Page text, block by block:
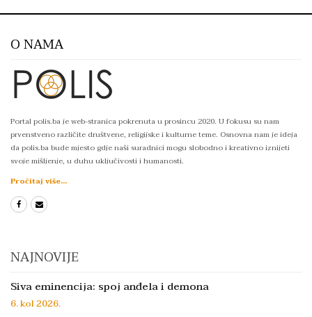
O NAMA
Portal polis.ba je web-stranica pokrenuta u prosincu 2020. U fokusu su nam
prvenstveno različite društvene, religijske i kulturne teme. Osnovna nam je ideja
da polis.ba bude mjesto gdje naši suradnici mogu slobodno i kreativno iznijeti
svoje mišljenje, u duhu uključivosti i humanosti.
Pročitaj više...
NAJNOVIJE
Siva eminencija: spoj anđela i demona
6. kol 2026.